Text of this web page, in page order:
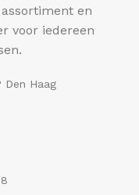
en
voor iedereen
Haag